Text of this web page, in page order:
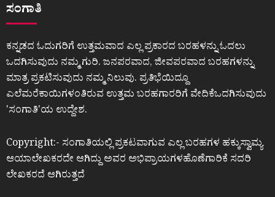
ಸಂಗಾತಿ
ಕನ್ನಡದ ಓದುಗರಿಗೆ ಉತ್ತಮವಾದ ಎಲ್ಲ ಪ್ರಕಾರದ ಬರಹಳನ್ನು ಓದಲು
ಒದಗಿಸುವುದು ನಮ್ಮ ಗುರಿ. ಜನಪರವಾದ, ಜೀವಪರವಾದ ಬರಹಗಳನ್ನು
ಮಾತ್ರ ಪ್ರಕಟಿಸುವುದು ನಮ್ಮ ನಿಲುವು. ಪ್ರತಿಭೆಯಿದ್ದೂ
ಎಲೆಮರೆಕಾಯಿಗಳಂತಿರುವ ಉತ್ತಮ ಬರಹಗಾರರಿಗೆ ವೇದಿಕೆಒದಗಿಸುವುದು
ʼಸಂಗಾತಿʼಯ ಉದ್ದೇಶ.
Copyright:- ಸಂಗಾತಿಯಲ್ಲಿ ಪ್ರಕಟವಾಗುವ ಎಲ್ಲ ಬರಹಗಳ ಹಕ್ಕುಸ್ವಾಮ್ಯ
ಆಯಾಲೇಖಕರದೇ ಆಗಿದ್ದು ಅವರ ಅಭಿಪ್ರಾಯಗಳಹೊಣೆಗಾರಿಕೆ ಸದರಿ
ಲೇಖಕರದೆ ಆಗಿರುತ್ತದೆ